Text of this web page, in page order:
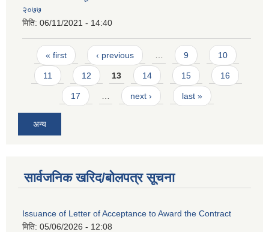
२०७७
मिति: 06/11/2021 - 14:40
Pages
« first ‹ previous … 9 10
11 12 13 14 15 16
17 … next › last »
अन्य
सार्वजनिक खरिद/बोलपत्र सूचना
Issuance of Letter of Acceptance to Award the Contract
मिति: 05/06/2026 - 12:08